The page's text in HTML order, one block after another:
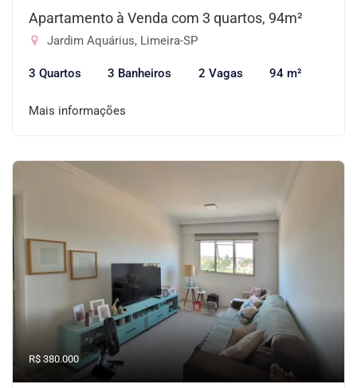
Apartamento à Venda com 3 quartos, 94m²
Jardim Aquárius, Limeira-SP
3 Quartos 3 Banheiros 2 Vagas 94 m²
Mais informações
R$ 380.000